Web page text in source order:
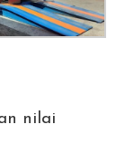
nilai